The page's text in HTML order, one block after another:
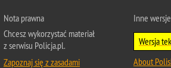
Nota prawna
Chcesz wykorzystać materiał
z serwisu Policja.pl.
Zapoznaj się z zasadami
Inne
Wersja
About